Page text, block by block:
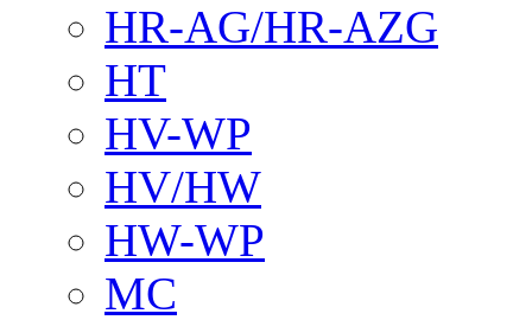
HR-AG/HR-AZG
HT
HV-WP
HV/HW
HW-WP
MC